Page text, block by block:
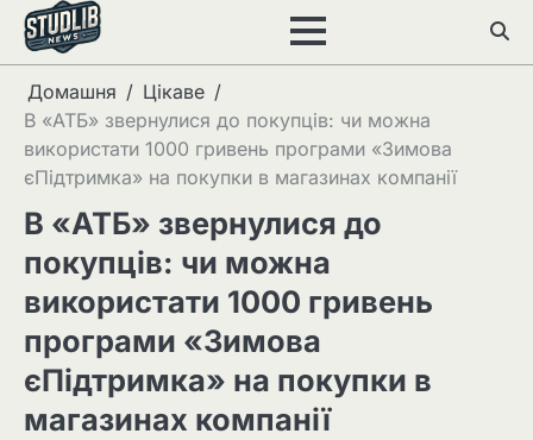
Перейти
вмісту
Домашня
Цікаве
В «АТБ» звернулися до покупців: чи можна
використати 1000 гривень програми «Зимова
єПідтримка» на покупки в магазинах компанії
В «АТБ» звернулися до
покупців: чи можна
використати 1000 гривень
програми «Зимова
єПідтримка» на покупки в
магазинах компанії